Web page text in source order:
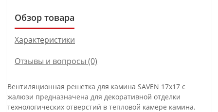
Обзор товара
Характеристики
Отзывы и вопросы (0)
Вентиляционная решетка для камина SAVEN 17х17 с
жалюзи предназначена для декоративной отделки
технологических отверстий в тепловой камере камина.